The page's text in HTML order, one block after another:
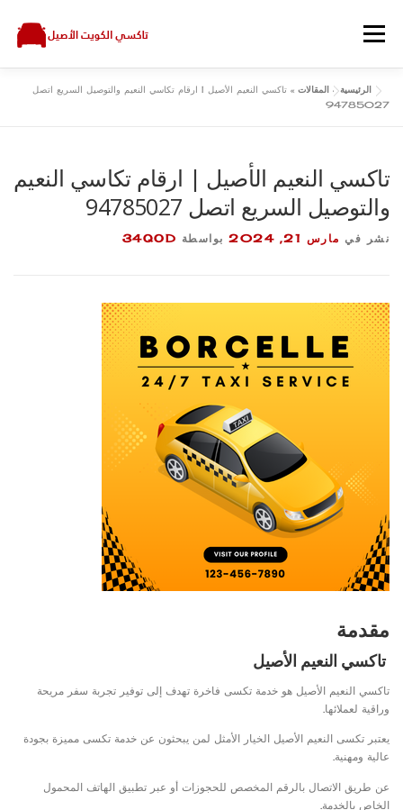
المحتوى
القائمة
اتصل بنا
الرئيسية» المقالات » تاكسي النعيم الأصيل | ارقام تكاسي النعيم والتوصيل السريع اتصل
94785027
تاكسي النعيم الأصيل | ارقام تكاسي النعيم
والتوصيل السريع اتصل 94785027
نشر في مارس 21, 2024 بواسطة 34QOD
مقدمة
تاكسي النعيم الأصيل
تاكسي النعيم الأصيل هو خدمة تكسى فاخرة تهدف إلى توفير تجربة سفر مريحة
وراقية لعملائها.
يعتبر تكسى النعيم الأصيل الخيار الأمثل لمن يبحثون عن خدمة تكسى مميزة بجودة
عالية ومهنية.
عن طريق الاتصال بالرقم المخصص للحجوزات أو عبر تطبيق الهاتف المحمول
الخاص بالخدمة.